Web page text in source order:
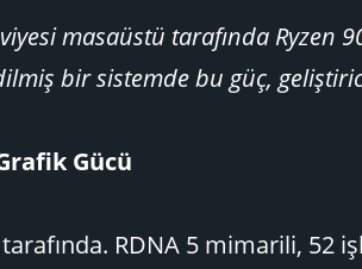
masaüstü tarafında Ryzen
bir sistemde bu güç,
Gücü
RDNA 5 mimarili, 52